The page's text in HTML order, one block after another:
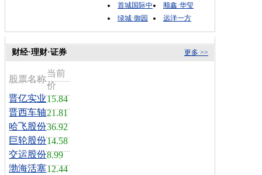
首城国际中
顺鑫·华玺
绿城·御园
远洋一方
更多 >>
财经·理财·证券
股票名称
当前
价
晋亿实业15.84
晋西车轴21.81
哈飞股份36.92
巨轮股份14.58
交运股份8.99
渤海活塞12.44